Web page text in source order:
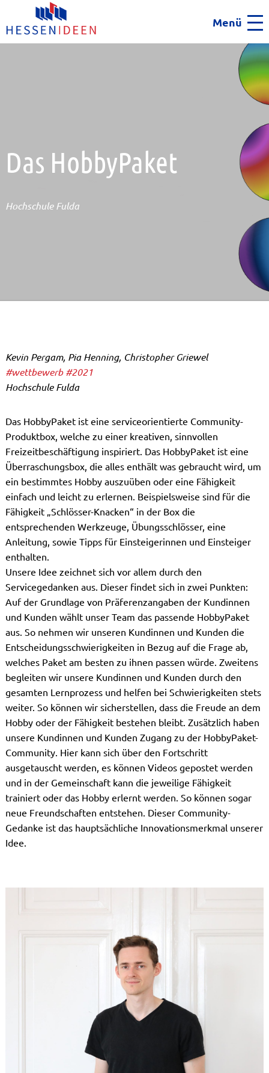
Menü
Das HobbyPaket
Hochschule Fulda
Kevin Pergam, Pia Henning, Christopher Griewel
#wettbewerb #2021
Hochschule Fulda
Das HobbyPaket ist eine serviceorientierte Community-
Produktbox, welche zu einer kreativen, sinnvollen
Freizeitbeschäftigung inspiriert. Das HobbyPaket ist eine
Überraschungsbox, die alles enthält was gebraucht wird, um
ein bestimmtes Hobby auszuüben oder eine Fähigkeit
einfach und leicht zu erlernen. Beispielsweise sind für die
Fähigkeit „Schlösser-Knacken“ in der Box die
entsprechenden Werkzeuge, Übungsschlösser, eine
Anleitung, sowie Tipps für Einsteigerinnen und Einsteiger
enthalten.
Unsere Idee zeichnet sich vor allem durch den
Servicegedanken aus. Dieser findet sich in zwei Punkten:
Auf der Grundlage von Präferenzangaben der Kundinnen
und Kunden wählt unser Team das passende HobbyPaket
aus. So nehmen wir unseren Kundinnen und Kunden die
Entscheidungsschwierigkeiten in Bezug auf die Frage ab,
welches Paket am besten zu ihnen passen würde. Zweitens
begleiten wir unsere Kundinnen und Kunden durch den
gesamten Lernprozess und helfen bei Schwierigkeiten stets
weiter. So können wir sicherstellen, dass die Freude an dem
Hobby oder der Fähigkeit bestehen bleibt. Zusätzlich haben
unsere Kundinnen und Kunden Zugang zu der HobbyPaket-
Community. Hier kann sich über den Fortschritt
ausgetauscht werden, es können Videos gepostet werden
und in der Gemeinschaft kann die jeweilige Fähigkeit
trainiert oder das Hobby erlernt werden. So können sogar
neue Freundschaften entstehen. Dieser Community-
Gedanke ist das hauptsächliche Innovationsmerkmal unserer
Idee.